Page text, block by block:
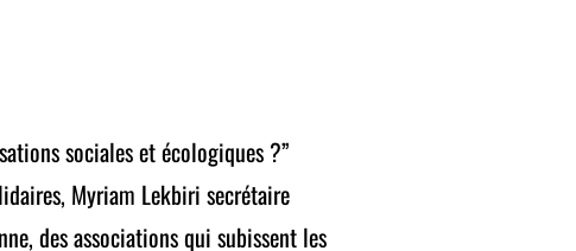
sociales et écologiques ?”
Myriam Lekbiri secrétaire
des associations qui subissent les